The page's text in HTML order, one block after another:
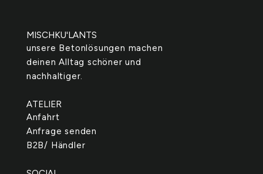
MISCHKU'LANTS
unsere Betonlösungen machen
deinen Alltag schöner und
nachhaltiger.
ATELIER
Anfahrt
Anfrage senden
B2B/ Händler